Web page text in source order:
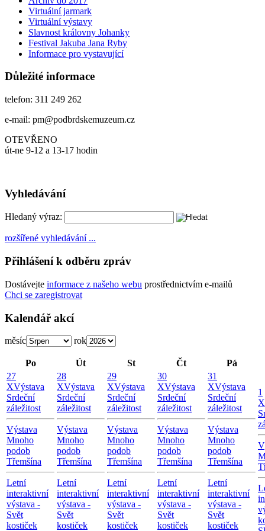
Virtuální jarmark
Virtuální výstavy
Slavnost královny Johanky
Festival Jakuba Jana Ryby
Informace pro vystavující
Důležité informace
telefon: 311 249 262
e-mail: pm@podbrdskemuzeum.cz
OTEVŘENO
út-ne 9-12 a 13-17 hodin
Vyhledávání
Hledaný výraz:
rozšířené vyhledávání ...
Přihlášení k odběru zpráv
Dostávejte informace z našeho webu prostřednictvím e-mailů
Chci se zaregistrovat
Kalendář akcí
měsíc rok
Po Út St Čt
Pá
27
XVýstava
Srdeční
záležitost
Výstava
Mnoho
podob
Třemšína
Letní
interaktivní
výstava -
Svět
kostiček
28
XVýstava
Srdeční
záležitost
Výstava
Mnoho
podob
Třemšína
Letní
interaktivní
výstava -
Svět
kostiček
29
XVýstava
Srdeční
záležitost
Výstava
Mnoho
podob
Třemšína
Letní
interaktivní
výstava -
Svět
kostiček
30
XVýstava
Srdeční
záležitost
Výstava
Mnoho
podob
Třemšína
Letní
interaktivní
výstava -
Svět
kostiček
31
XVýstava
Srdeční
záležitost
Výstava
Mnoho
podob
Třemšína
Letní
interaktivní
výstava -
Svět
kostiček
1
X